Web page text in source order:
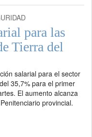
para las
Tierra del
salarial para el sector
35,7% para el primer
El aumento alcanza
provincial.